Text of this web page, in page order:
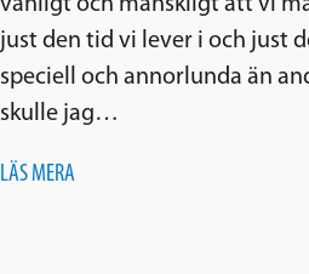
vanligt och mänskligt att vi
just den tid vi lever i och just
speciell och annorlunda än
skulle jag…
LÄS MERA